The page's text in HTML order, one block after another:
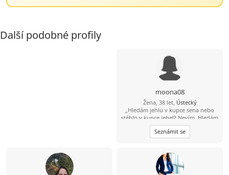
Další podobné profily
moona08
Žena, 38 let, Ústecký
„Hledám jehlu v kupce sena nebo
stéblo v kupce jehel? Nevím. Hledám
prostě TEBE!“ :-)
Seznámit se